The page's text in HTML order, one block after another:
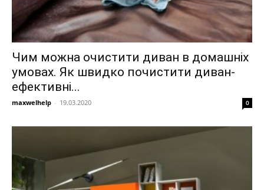
Чим можна очистити диван в домашніх
умовах. Як швидко почистити диван-
ефективні...
maxwelhelp - 19.03.2020 0